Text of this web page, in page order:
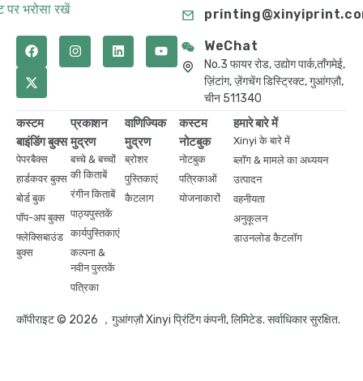
पर भरोसा रखें
WeChat
No.3 फायर रोड, उद्योग पार्क,ताँगमेई,
ज़िंटांग, ज़ेंगचेंग डिस्ट्रिक्ट, गुआंगज़ौ,
चीन 511340
कस्टम
बाइंडिंग बुक्स
पेपरबैक्स
हार्डकवर बुक्स
बोर्ड बुक
पॉप-अप बुक्स
फ्लेक्सिबाउंड
बुक्स
प्रकाशन
मुद्रण
बच्चे & बच्चों
की किताबें
रंगीन किताबें
पाठ्यपुस्तकें
कार्यपुस्तिकाएं
कल्पना &
नवीन पुस्तकें
पत्रिका
वाणिज्यिक
मुद्रण
ब्रोशर
पुस्तिकाएं
कैटलाग
कस्टम
नोटबुक
नोटबुक
पत्रिकाओं
योजनाकारों
हमारे बारे में
Xinyi के बारे में
ब्लॉग & मामले का अध्ययन
उत्पादन
वहनीयता
अनुकूलन
डाउनलोड कैटलॉग
कॉपीराइट © 2026 ，गुआंगज़ौ Xinyi प्रिंटिंग कंपनी, लिमिटेड. सर्वाधिकार सुरक्षित.